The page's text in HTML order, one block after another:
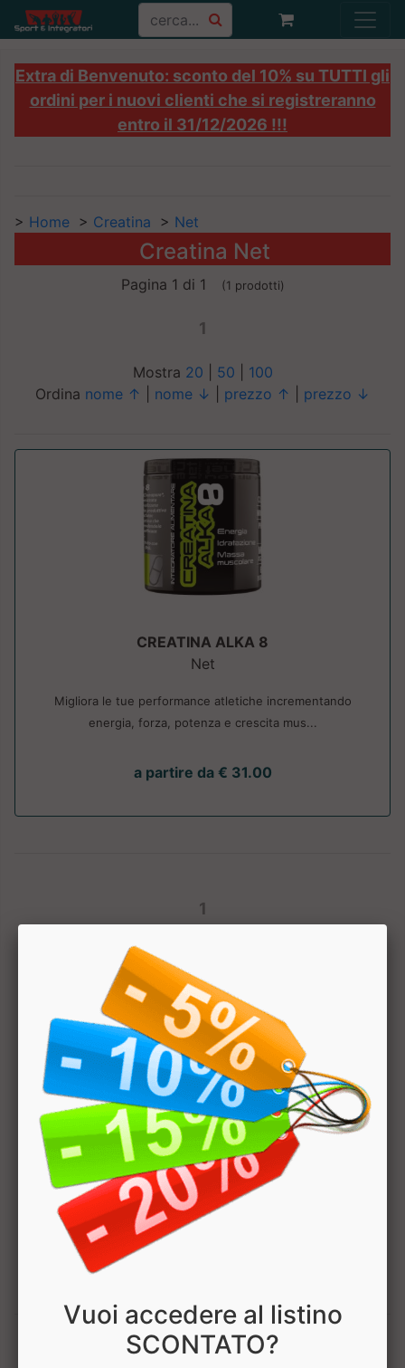
Extra di Benvenuto: sconto del 10% su TUTTI gli
ordini per i nuovi clienti che si registreranno
entro il 31/12/2026 !!!
> Home > Creatina > Net
Creatina Net
Pagina 1 di 1 (1 prodotti)
1
Mostra 20 50
100
Ordina nome ↑ nome ↓ prezzo ↑ prezzo ↓
CREATINA ALKA 8
Net
Migliora le tue performance atletiche incrementando
energia, forza, potenza e crescita mus...
a partire da € 31.00
1
Hai bisogno di aiuto? Chatta con noi
Vuoi accedere al listino
SCONTATO?